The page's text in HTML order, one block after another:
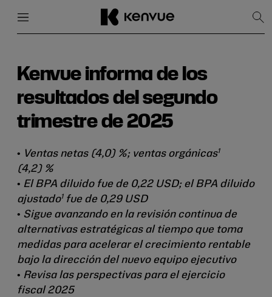
contenido
Kenvue informa de los
resultados del segundo
trimestre de 2025
• Ventas netas (4,0) %; ventas orgánicas1
(4,2) %
• El BPA diluido fue de 0,22 USD; el BPA diluido
ajustado1 fue de 0,29 USD
• Sigue avanzando en la revisión continua de
alternativas estratégicas al tiempo que toma
medidas para acelerar el crecimiento rentable
bajo la dirección del nuevo equipo ejecutivo
• Revisa las perspectivas para el ejercicio
fiscal 2025